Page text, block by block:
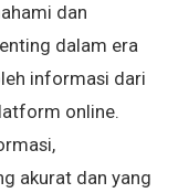
dan
dalam era
informasi dari
online.
akurat dan yang